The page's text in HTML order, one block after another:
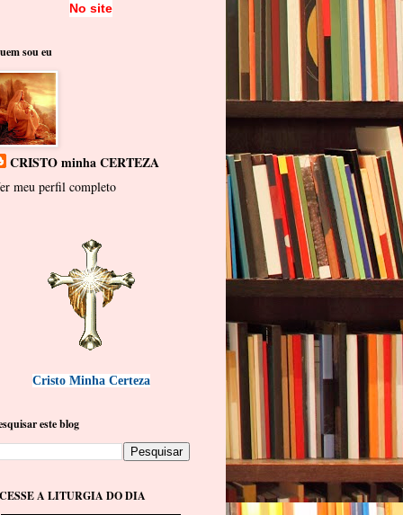
No site
sou eu
CRISTO minha CERTEZA
meu perfil completo
Cristo Minha Certeza
este blog
A LITURGIA DO DIA